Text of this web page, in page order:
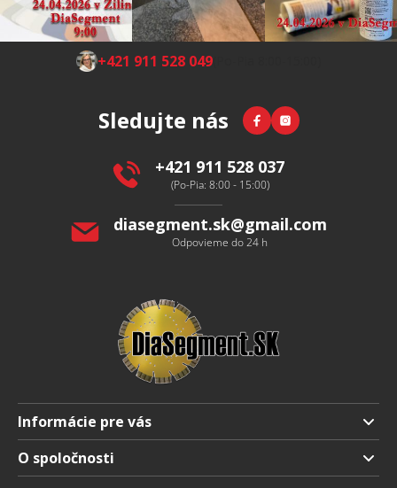
+421 911 528 049(Po-Pia 8:00-15:00)
Sledujte nás Facebook
Instagram
+421 911 528 037
(Po-Pia: 8:00 - 15:00)
diasegment.sk@gmail.com
Odpovieme do 24 h
Informácie pre vás
Doprava a platba
Obchodné podmienky
O spoločnosti